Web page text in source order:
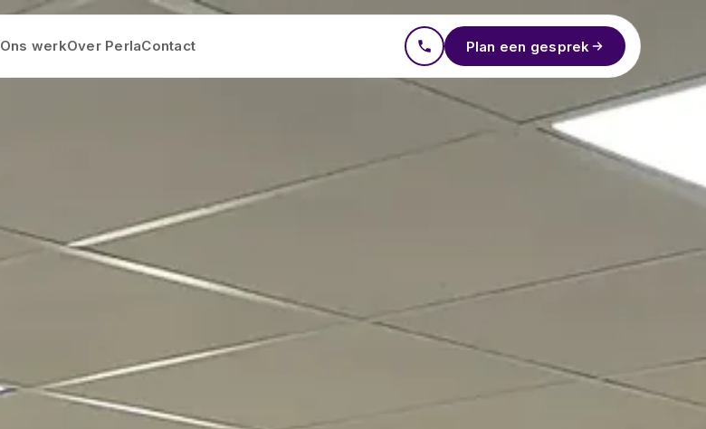
Ons werkOver PerlaContact Plan een gesprek